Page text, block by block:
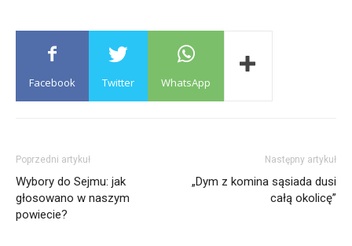
Facebook Twitter WhatsApp
Poprzedni artykuł
Wybory do Sejmu: jak
głosowano w naszym
powiecie?
Następny artykuł
„Dym z komina sąsiada dusi
całą okolicę”